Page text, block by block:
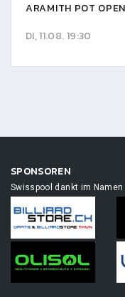
ARAMITH POT
DI, 11.08. 19:30
SPONSOREN
Swisspool dankt im